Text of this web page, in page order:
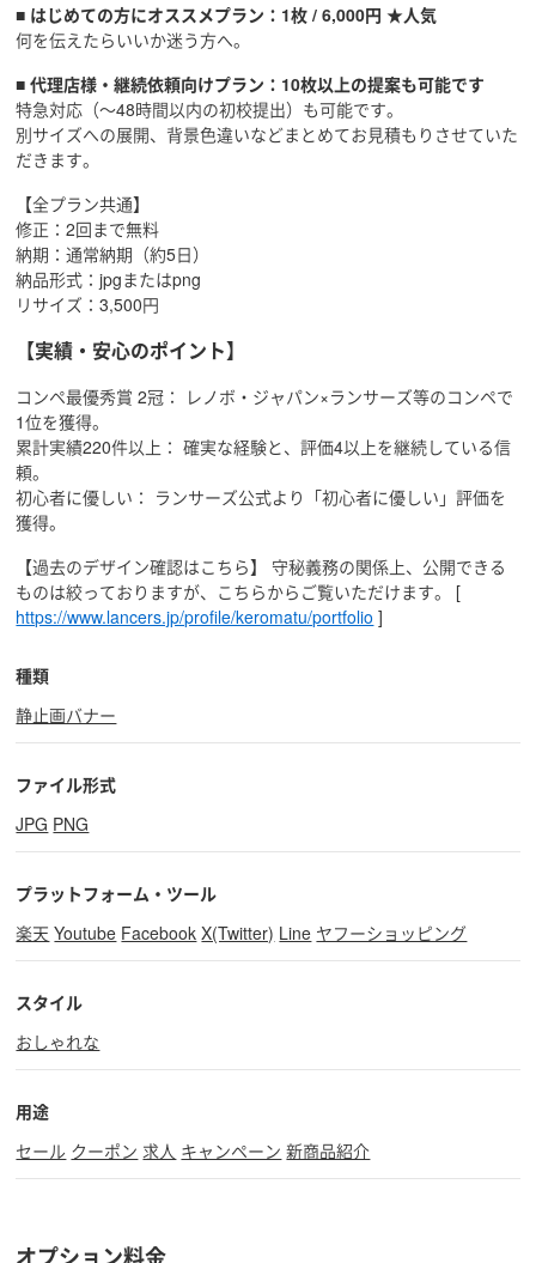
■ はじめての方にオススメプラン：1枚 / 6,000円 ★人気
何を伝えたらいいか迷う方へ。
■ 代理店様・継続依頼向けプラン：10枚以上の提案も可能です
特急対応（〜48時間以内の初校提出）も可能です。
別サイズへの展開、背景色違いなどまとめてお見積もりさせていた
だきます。
【全プラン共通】
修正：2回まで無料
納期：通常納期（約5日）
納品形式：jpgまたはpng
リサイズ：3,500円
【実績・安心のポイント】
コンペ最優秀賞 2冠： レノボ・ジャパン×ランサーズ等のコンペで
1位を獲得。
累計実績220件以上： 確実な経験と、評価4以上を継続している信
頼。
初心者に優しい： ランサーズ公式より「初心者に優しい」評価を
獲得。
【過去のデザイン確認はこちら】 守秘義務の関係上、公開できる
ものは絞っておりますが、こちらからご覧いただけます。 [
https://www.lancers.jp/profile/keromatu/portfolio ]
種類
静止画バナー
ファイル形式
JPG PNG
プラットフォーム・ツール
楽天 Youtube Facebook X(Twitter) Line ヤフーショッピング
スタイル
おしゃれな
用途
セール クーポン 求人 キャンペーン 新商品紹介